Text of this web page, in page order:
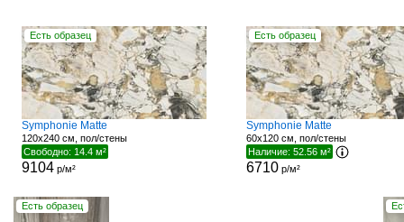
Есть образец
Symphonie Matte
120x240 см, пол/стены
Свободно: 14.4 м²
9104р/м²
Есть образец
Symphonie Matte
60x120 см, пол/стены
Наличие: 52.56 м²
6710р/м²
Есть образец